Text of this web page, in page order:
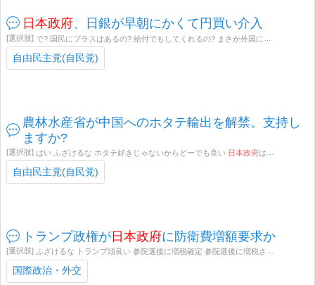
日本政府、日銀が早朝にかくて円買い介入
で? 国民にプラスはあるの? 給付でもしてくれるの? まさか外国にタダであげるとか言わないよね? 平気で嘘つく高市早苗 餓死しても自民維新政権を支持します その他
自由民主党(自民党)
農林水産省が中国へのホタテ輸出を解禁。支持し
ますか?
はい ふざけるな ホタテ好きじゃないからどーでも良い 日本政府は中国人ファースト 餓死しても自民党を支持します その他
自由民主党(自民党)
トランプ政権が日本政府に防衛費増額要求か
ふざけるな トランプ頭良い 参院選後に増税確定 参院選後に増税されるから絶対、自民党には入れるなよ 餓死しても自公政権を支持します その他
国際政治・外交